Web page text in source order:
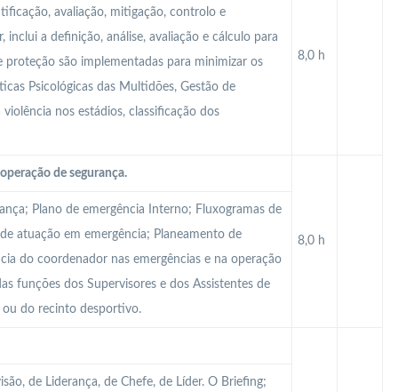
8,0 h
avaliação, mitigação, controlo e
a definição, análise, avaliação e cálculo para
proteção são implementadas para minimizar os
Psicológicas das Multidões, Gestão de
nos estádios, classificação dos
de segurança.
8,0 h
Plano de emergência Interno; Fluxogramas de
atuação em emergência; Planeamento de
do coordenador nas emergências e na operação
funções dos Supervisores e dos Assistentes de
do recinto desportivo.
de Liderança, de Chefe, de Líder. O Briefing;